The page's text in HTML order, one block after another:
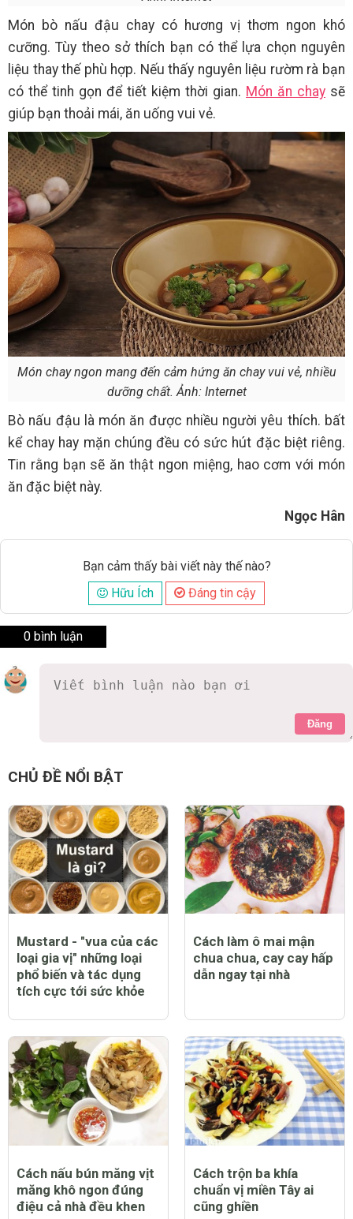
Món bò nấu đậu chay có hương vị thơm ngon khó
cưỡng. Tùy theo sở thích bạn có thể lựa chọn nguyên
liệu thay thế phù hợp. Nếu thấy nguyên liệu rườm rà bạn
có thể tinh gọn để tiết kiệm thời gian. Món ăn chay sẽ
giúp bạn thoải mái, ăn uống vui vẻ.
Món chay ngon mang đến cảm hứng ăn chay vui vẻ, nhiều
dưỡng chất. Ảnh: Internet
Bò nấu đậu là món ăn được nhiều người yêu thích. bất
kể chay hay mặn chúng đều có sức hút đặc biệt riêng.
Tin rằng bạn sẽ ăn thật ngon miệng, hao cơm với món
ăn đặc biệt này.
Ngọc Hân
Bạn cảm thấy bài viết này thế nào?
Hữu Ích
Đáng tin cậy
0 bình luận
Đăng
CHỦ ĐỀ NỔI BẬT
Mustard - "vua của các
loại gia vị" những loại
phổ biến và tác dụng
tích cực tới sức khỏe
Cách làm ô mai mận
chua chua, cay cay hấp
dẫn ngay tại nhà
Cách nấu bún măng vịt
măng khô ngon đúng
điệu cả nhà đều khen
Cách trộn ba khía
chuẩn vị miền Tây ai
cũng ghiền